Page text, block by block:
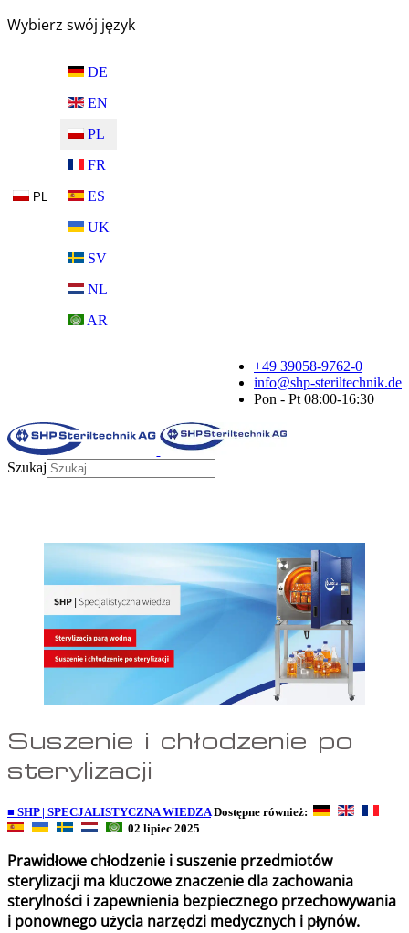
Wybierz swój język
PL
DE
EN
PL
FR
ES
UK
SV
NL
AR
+49 39058-9762-0
info@shp-steriltechnik.de
Pon - Pt 08:00-16:30
Szukaj
Suszenie i chłodzenie po
sterylizacji
■ SHP | SPECJALISTYCZNA WIEDZA Dostępne również:
02 lipiec 2025
Prawidłowe chłodzenie i suszenie przedmiotów
sterylizacji ma kluczowe znaczenie dla zachowania
sterylności i zapewnienia bezpiecznego przechowywania
i ponownego użycia narzędzi medycznych i płynów.